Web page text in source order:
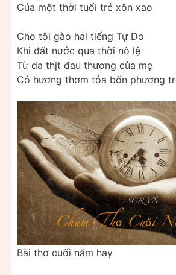
Của một thời tuổi trẻ xôn xao
Cho tôi gào hai tiếng Tự Do
Khi đất nước qua thời nô lệ
Từ da thịt đau thương của mẹ
Có hương thơm tỏa bốn phương
Bài thơ cuối năm hay